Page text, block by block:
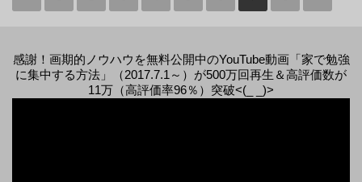
感謝！画期的ノウハウを無料公開中のYouTube動画「家で勉強
に集中する方法」（2017.7.1～）が500万回再生＆高評価数が
11万（高評価率96％）突破<(_ _)>